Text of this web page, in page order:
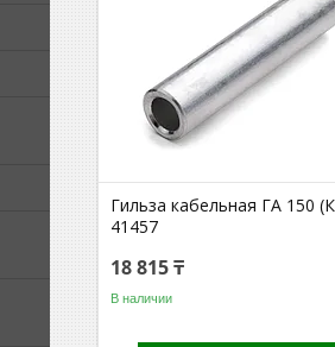
Гильза кабельная ГА 150
41457
18 815 ₸
В наличии